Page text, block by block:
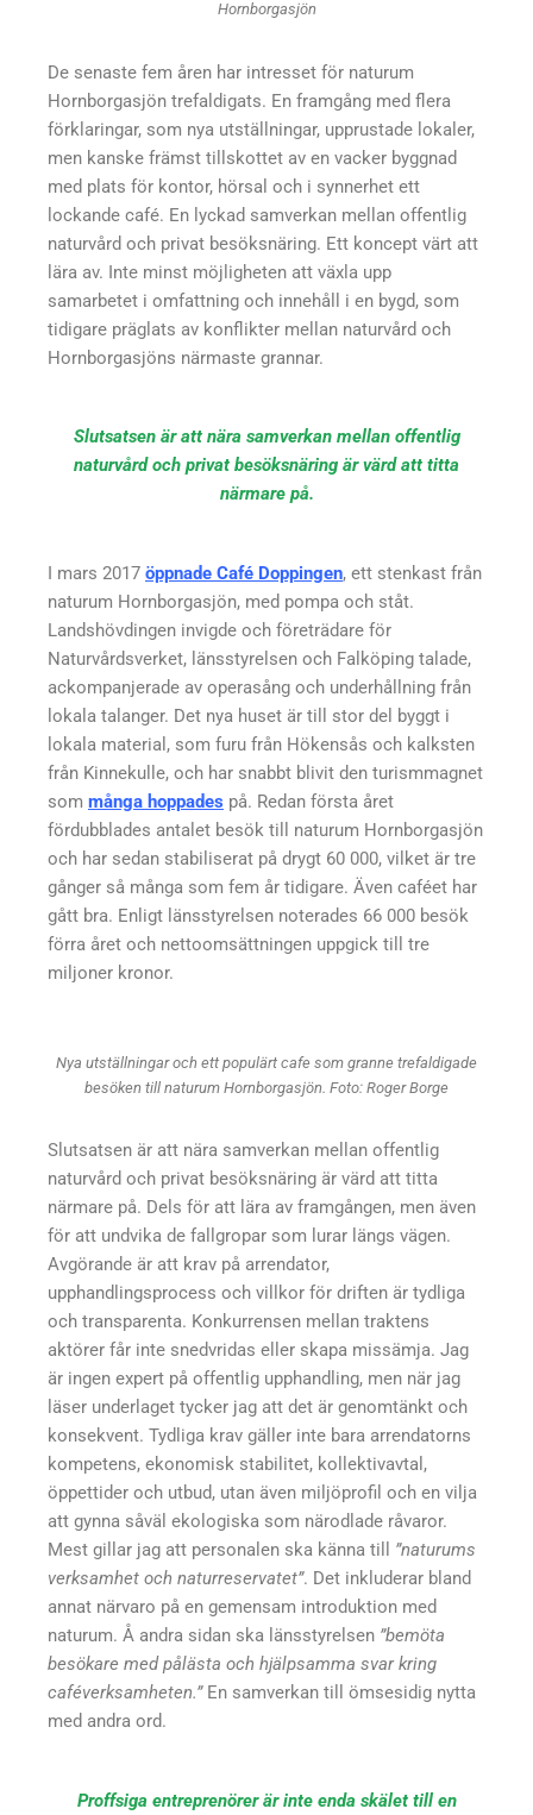
Hornborgasjön
De senaste fem åren har intresset för naturum
Hornborgasjön trefaldigats. En framgång med flera
förklaringar, som nya utställningar, upprustade lokaler,
men kanske främst tillskottet av en vacker byggnad
med plats för kontor, hörsal och i synnerhet ett
lockande café. En lyckad samverkan mellan offentlig
naturvård och privat besöksnäring. Ett koncept värt att
lära av. Inte minst möjligheten att växla upp
samarbetet i omfattning och innehåll i en bygd, som
tidigare präglats av konflikter mellan naturvård och
Hornborgasjöns närmaste grannar.
Slutsatsen är att nära samverkan mellan offentlig
naturvård och privat besöksnäring är värd att titta
närmare på.
I mars 2017 öppnade Café Doppingen, ett stenkast från
naturum Hornborgasjön, med pompa och ståt.
Landshövdingen invigde och företrädare för
Naturvårdsverket, länsstyrelsen och Falköping talade,
ackompanjerade av operasång och underhållning från
lokala talanger. Det nya huset är till stor del byggt i
lokala material, som furu från Hökensås och kalksten
från Kinnekulle, och har snabbt blivit den turismmagnet
som många hoppades på. Redan första året
fördubblades antalet besök till naturum Hornborgasjön
och har sedan stabiliserat på drygt 60 000, vilket är tre
gånger så många som fem år tidigare. Även caféet har
gått bra. Enligt länsstyrelsen noterades 66 000 besök
förra året och nettoomsättningen uppgick till tre
miljoner kronor.
Nya utställningar och ett populärt cafe som granne trefaldigade
besöken till naturum Hornborgasjön. Foto: Roger Borge
Slutsatsen är att nära samverkan mellan offentlig
naturvård och privat besöksnäring är värd att titta
närmare på. Dels för att lära av framgången, men även
för att undvika de fallgropar som lurar längs vägen.
Avgörande är att krav på arrendator,
upphandlingsprocess och villkor för driften är tydliga
och transparenta. Konkurrensen mellan traktens
aktörer får inte snedvridas eller skapa missämja. Jag
är ingen expert på offentlig upphandling, men när jag
läser underlaget tycker jag att det är genomtänkt och
konsekvent. Tydliga krav gäller inte bara arrendatorns
kompetens, ekonomisk stabilitet, kollektivavtal,
öppettider och utbud, utan även miljöprofil och en vilja
att gynna såväl ekologiska som närodlade råvaror.
Mest gillar jag att personalen ska känna till ”naturums
verksamhet och naturreservatet”. Det inkluderar bland
annat närvaro på en gemensam introduktion med
naturum. Å andra sidan ska länsstyrelsen ”bemöta
besökare med pålästa och hjälpsamma svar kring
caféverksamheten.”En samverkan till ömsesidig nytta
med andra ord.
Proffsiga entreprenörer är inte enda skälet till en